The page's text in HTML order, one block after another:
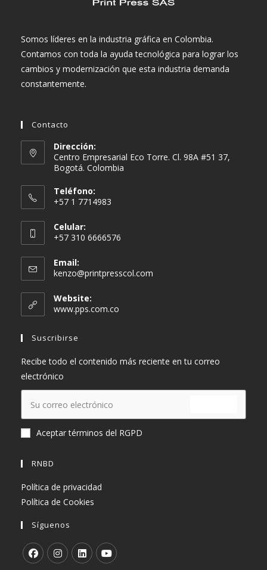
Somos líderes en la industria gráfica en Colombia.
Contamos con toda la ayuda tecnológica para lograr los
cambios y modernización que esta industria demanda
constantemente.
Contacto
Dirección:
Centro Empresarial Eco Torre. Cl. 98A #51 37,
Bogotá. Colombia
Teléfono:
+57 1 7714983
Celular:
+57 310 6666576
Email:
kenzo@printpresscol.com
Website:
www.pps.com.co
Suscribirse
Recibe todo el contenido más reciente en tu correo
electrónico
Aceptar términos del RGPD
RNBD
Política de privacidad
Política de Cookies
Síguenos